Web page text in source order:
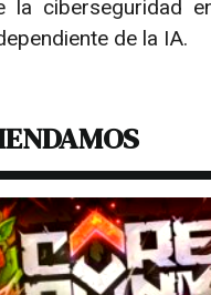
la ciberseguridad
de la IA.